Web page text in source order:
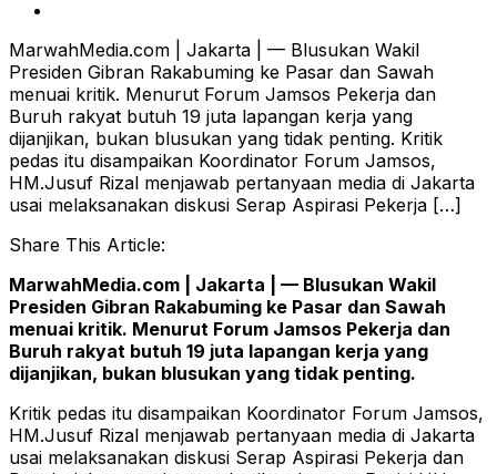
MarwahMedia.com | Jakarta | — Blusukan Wakil
Presiden Gibran Rakabuming ke Pasar dan Sawah
menuai kritik. Menurut Forum Jamsos Pekerja dan
Buruh rakyat butuh 19 juta lapangan kerja yang
dijanjikan, bukan blusukan yang tidak penting. Kritik
pedas itu disampaikan Koordinator Forum Jamsos,
HM.Jusuf Rizal menjawab pertanyaan media di Jakarta
usai melaksanakan diskusi Serap Aspirasi Pekerja […]
Share This Article:
MarwahMedia.com | Jakarta | — Blusukan Wakil
Presiden Gibran Rakabuming ke Pasar dan Sawah
menuai kritik. Menurut Forum Jamsos Pekerja dan
Buruh rakyat butuh 19 juta lapangan kerja yang
dijanjikan, bukan blusukan yang tidak penting.
Kritik pedas itu disampaikan Koordinator Forum Jamsos,
HM.Jusuf Rizal menjawab pertanyaan media di Jakarta
usai melaksanakan diskusi Serap Aspirasi Pekerja dan